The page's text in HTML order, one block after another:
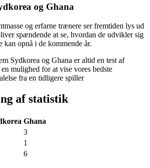
og Ghana
og erfarne trænere ser fremtiden lys ud
spændende at se, hvordan de udvikler sig
kan opnå i de kommende år.
Sydkorea og Ghana er altid en test af
mulighed for at vise vores bedste
fra en tidligere spiller
af statistik
Ghana
3
1
6